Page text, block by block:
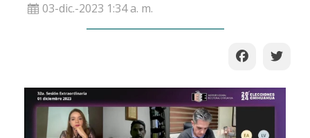
03-dic.-2023 1:34 a. m.